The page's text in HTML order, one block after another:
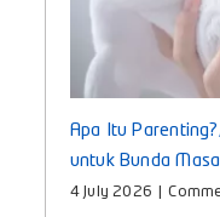
Apa Itu
untuk Bunda
4 July 2026